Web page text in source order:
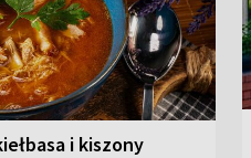
i kiszony